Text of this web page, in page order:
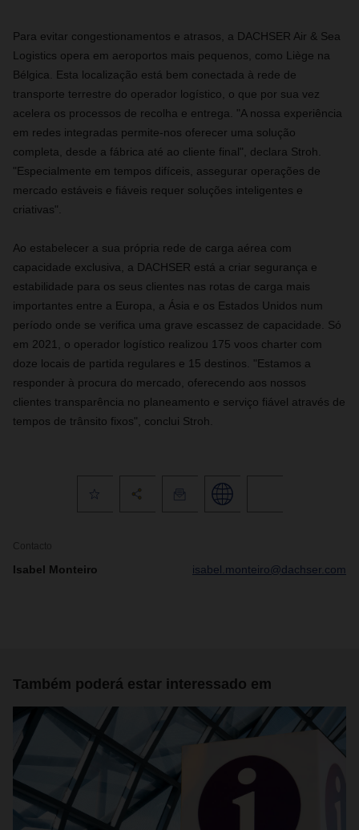
Para evitar congestionamentos e atrasos, a DACHSER Air & Sea
Logistics opera em aeroportos mais pequenos, como Liège na
Bélgica. Esta localização está bem conectada à rede de
transporte terrestre do operador logístico, o que por sua vez
acelera os processos de recolha e entrega. "A nossa experiência
em redes integradas permite-nos oferecer uma solução
completa, desde a fábrica até ao cliente final", declara Stroh.
"Especialmente em tempos difíceis, assegurar operações de
mercado estáveis e fiáveis requer soluções inteligentes e
criativas".
Ao estabelecer a sua própria rede de carga aérea com
capacidade exclusiva, a DACHSER está a criar segurança e
estabilidade para os seus clientes nas rotas de carga mais
importantes entre a Europa, a Ásia e os Estados Unidos num
período onde se verifica uma grave escassez de capacidade. Só
em 2021, o operador logístico realizou 175 voos charter com
doze locais de partida regulares e 15 destinos. "Estamos a
responder à procura do mercado, oferecendo aos nossos
clientes transparência no planeamento e serviço fiável através de
tempos de trânsito fixos", conclui Stroh.
Contacto
Isabel Monteiro isabel.monteiro@dachser.com
Também poderá estar interessado em